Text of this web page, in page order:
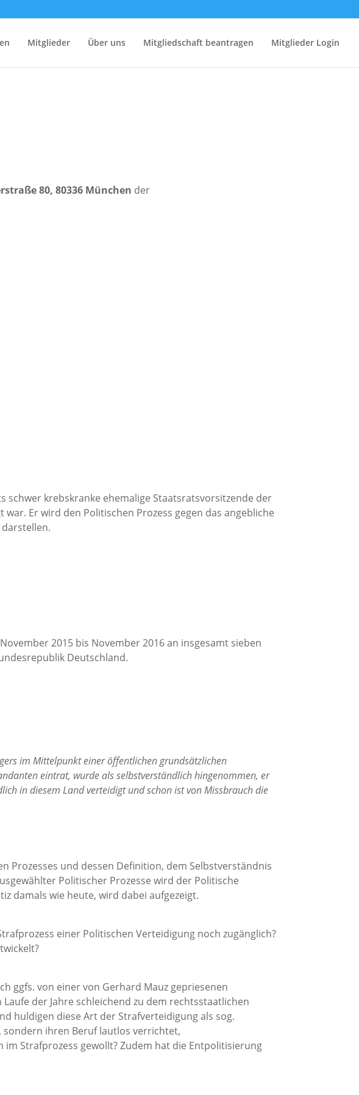
Mitglieder Über uns Mitgliedschaft beantragen Mitglieder Login
80, 80336 München der
schwer krebskranke ehemalige Staatsratsvorsitzende der
war. Er wird den Politischen Prozess gegen das angebliche
2015 bis November 2016 an insgesamt sieben
Deutschland.
im Mittelpunkt einer öffentlichen grundsätzlichen
eintrat, wurde als selbstverständlich hingenommen, er
in diesem Land verteidigt und schon ist von Missbrauch die
Prozesses und dessen Definition, dem Selbstverständnis
Politischer Prozesse wird der Politische
damals wie heute, wird dabei aufgezeigt.
einer Politischen Verteidigung noch zugänglich?
ggfs. von einer von Gerhard Mauz gepriesenen
der Jahre schleichend zu dem rechtsstaatlichen
huldigen diese Art der Strafverteidigung als sog.
ihren Beruf lautlos verrichtet,
Strafprozess gewollt? Zudem hat die Entpolitisierung